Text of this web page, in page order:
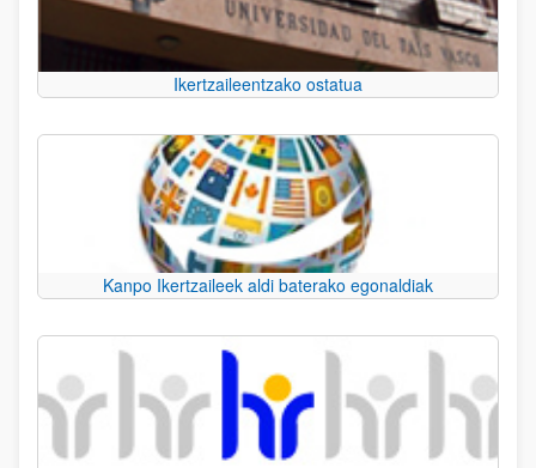
Ikertzaileentzako ostatua
Kanpo Ikertzaileek aldi baterako egonaldiak